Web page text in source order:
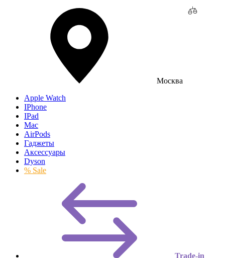
Москва
Apple Watch
IPhone
IPad
Mac
AirPods
Гаджеты
Аксессуары
Dyson
% Sale
Trade-in